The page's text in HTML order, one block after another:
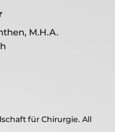
M.H.A.
für Chirurgie. All